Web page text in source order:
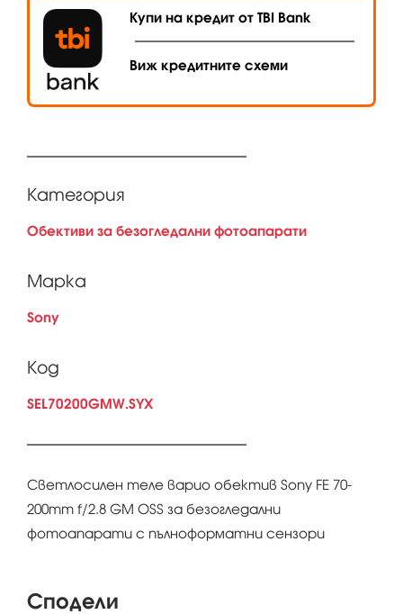
Купи на кредит от TBI Bank
Виж кредитните схеми
Категория
Обективи за безогледални фотоапарати
Марка
Sony
Код
SEL70200GMW.SYX
Светлосилен теле варио обектив Sony FE 70-
200mm f/2.8 GM OSS за безогледални
фотоапарати с пълноформатни сензори
Сподели